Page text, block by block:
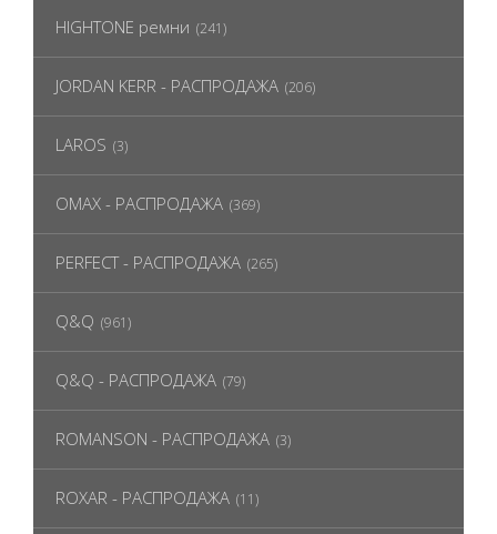
HIGHTONE ремни (241)
JORDAN KERR - РАСПРОДАЖА (206)
LAROS (3)
OMAX - РАСПРОДАЖА (369)
PERFECT - РАСПРОДАЖА (265)
Q&Q (961)
Q&Q - РАСПРОДАЖА (79)
ROMANSON - РАСПРОДАЖА (3)
ROXAR - РАСПРОДАЖА (11)